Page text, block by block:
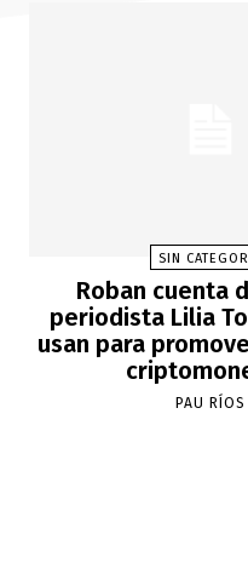
SIN
Roban cuenta
periodista Lilia
usan para
PAU RÍOS